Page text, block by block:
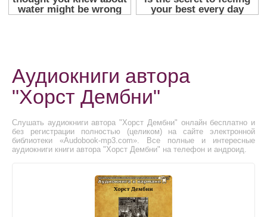
Аудиокниги автора
"Хорст Дембни"
Слушать аудиокниги автора "Хорст Дембни" онлайн бесплатно и
без регистрации полностью (целиком) на сайте электронной
библиотеки «Audobook-mp3.com». Все полные и интересные
аудиокниги книги автора "Хорст Дембни" на телефон и андроид.